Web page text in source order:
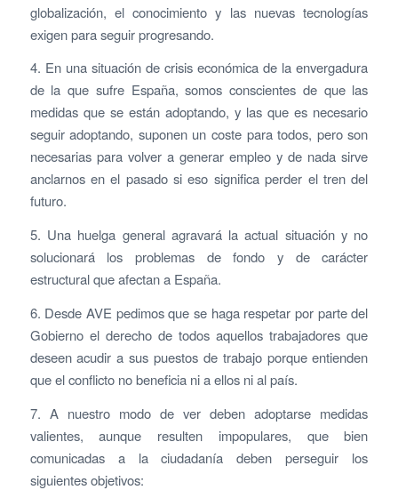
globalización, el conocimiento y las nuevas tecnologías
exigen para seguir progresando.
4. En una situación de crisis económica de la envergadura
de la que sufre España, somos conscientes de que las
medidas que se están adoptando, y las que es necesario
seguir adoptando, suponen un coste para todos, pero son
necesarias para volver a generar empleo y de nada sirve
anclarnos en el pasado si eso significa perder el tren del
futuro.
5. Una huelga general agravará la actual situación y no
solucionará los problemas de fondo y de carácter
estructural que afectan a España.
6. Desde AVE pedimos que se haga respetar por parte del
Gobierno el derecho de todos aquellos trabajadores que
deseen acudir a sus puestos de trabajo porque entienden
que el conflicto no beneficia ni a ellos ni al país.
7. A nuestro modo de ver deben adoptarse medidas
valientes, aunque resulten impopulares, que bien
comunicadas a la ciudadanía deben perseguir los
siguientes objetivos: